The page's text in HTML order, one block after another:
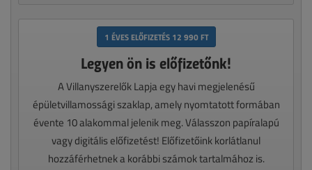
1 ÉVES ELŐFIZETÉS 12 990 FT
Legyen ön is előfizetőnk!
A Villanyszerelők Lapja egy havi megjelenésű
épületvillamossági szaklap, amely nyomtatott formában
évente 10 alakommal jelenik meg. Válasszon papíralapú
vagy digitális előfizetést! Előfizetőink korlátlanul
hozzáférhetnek a korábbi számok tartalmához is.